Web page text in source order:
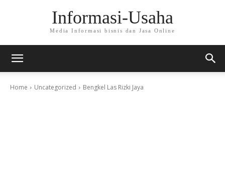
Informasi-Usaha
Media Informasi bisnis dan Jasa Online
Home Uncategorized Bengkel Las Rizki Jaya